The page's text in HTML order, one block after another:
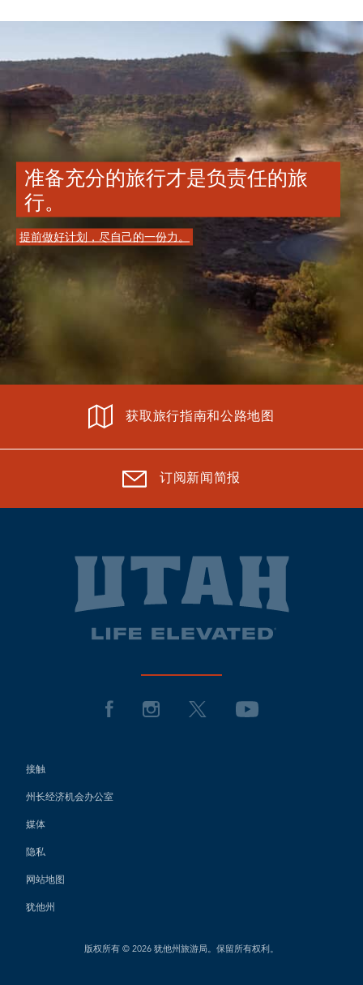
准备充分的旅行才是负责任的旅
行。
提前做好计划，尽自己的一份力。
获取旅行指南和公路地图
订阅新闻简报
接触
州长经济机会办公室
媒体
隐私
网站地图
犹他州
版权所有 © 2026 犹他州旅游局。保留所有权利。